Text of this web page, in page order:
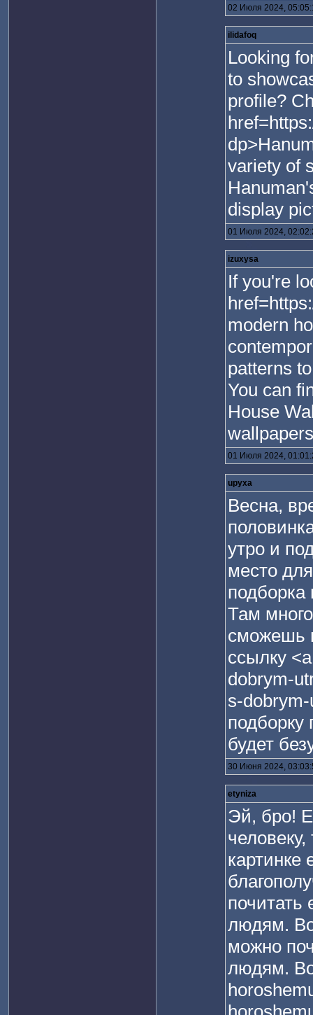
02 Июля 2024,
ilidafoq
Looking
to
profile?
variety of
display
01 Июля 2024,
izuxysa
If you're
modern
patterns
You can
House
01 Июля 2024,
upyxa
Весна,
утро и
место
Там
сможешь
ссылку
dobrym-
s-
будет
30 Июня 2024,
etyniza
Эй, бро!
картинке
людям.
можно
людям.